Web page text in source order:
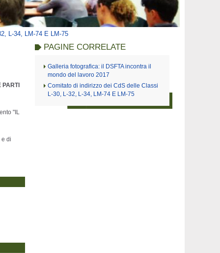
L-34, LM-74 E LM-75
PARTI
"IL
di
PAGINE CORRELATE
Galleria fotografica: il DSFTA incontra il
mondo del lavoro 2017
Comitato di indirizzo dei CdS delle Classi
L-30, L-32, L-34, LM-74 E LM-75